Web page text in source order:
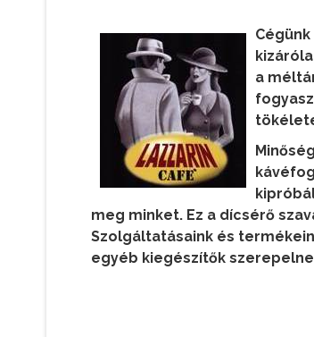
a
meg minket. Ez a dícsérő
Szolgáltatásaink és
egyéb kiegészítők